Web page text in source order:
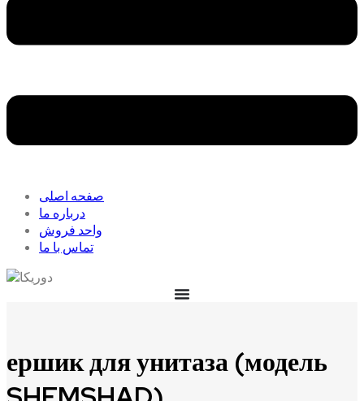
صفحه اصلی
درباره ما
واحد فروش
تماس با ما
ершик для унитаза (модель